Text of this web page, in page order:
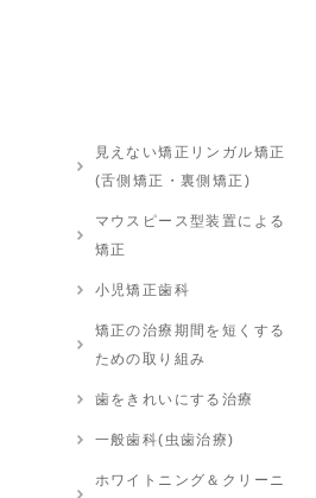
見えない矯正リンガル矯正
(舌側矯正・裏側矯正)
マウスピース型装置による
矯正
小児矯正歯科
矯正の治療期間を短くする
ための取り組み
歯をきれいにする治療
一般歯科(虫歯治療)
ホワイトニング＆クリーニ